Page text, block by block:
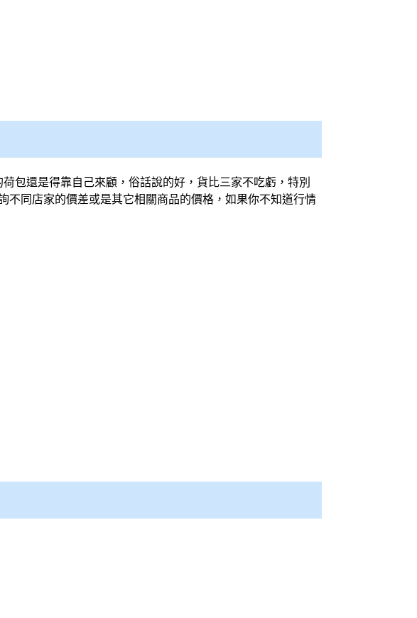
包還是得靠自己來顧，俗話說的好，貨比三家不吃虧，特別
不同店家的價差或是其它相關商品的價格，如果你不知道行情